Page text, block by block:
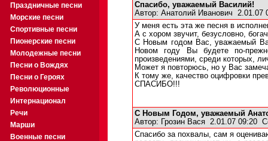
Праздничные песни
Морские песни
Спортивные песни
Пионерские песни
Молодежные песни
Песни о Вождях
Песни о Героях
Революционные
Интернационал
Речи
Марши
Военные песни
Спасибо, уважаемый Василий!
Автор: Анатолий Иванович 2.01.07
У меня есть эта же песня в
А с хором звучит, безусловно,
С Новым годом Вас, уважаемый
Новом году Вы будете по-
произведениями, среди которых,
Может я повторюсь, но у Вас
К тому же, качество оцифровки
СПАСИБО!!!
С Новым Годом, уважаемый
Автор:
Грозин Вася 2.01.07 09:20
Спасибо за похвалы, сам я